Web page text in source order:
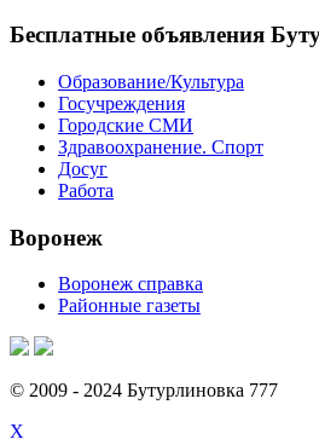
Бесплатные объявления
Образование/Культура
Госучреждения
Городские СМИ
Здравоохранение. Спорт
Досуг
Работа
Воронеж
Воронеж справка
Районные газеты
© 2009 - 2024 Бутурлиновка 777
X